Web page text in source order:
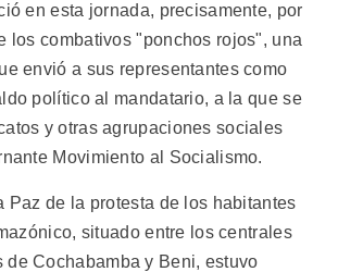
en esta jornada, precisamente, por
los combativos "ponchos rojos", una
envió a sus representantes como
político al mandatario, a la que se
y otras agrupaciones sociales
Movimiento al Socialismo.
Paz de la protesta de los habitantes
situado entre los centrales
de Cochabamba y Beni, estuvo